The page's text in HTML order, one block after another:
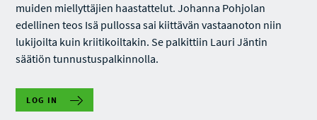
muiden miellyttäjien haastattelut. Johanna Pohjolan
edellinen teos Isä pullossa sai kiittävän vastaanoton niin
lukijoilta kuin kriitikoiltakin. Se palkittiin Lauri Jäntin
säätiön tunnustuspalkinnolla.
LOG IN